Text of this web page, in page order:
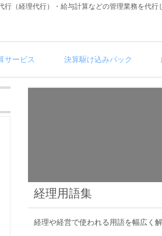
（経理代行）・給与計算などの管理業務を代行
サービス 決算駆け込みパック
経理用語集
経理や経営で使われる用語を幅広く解